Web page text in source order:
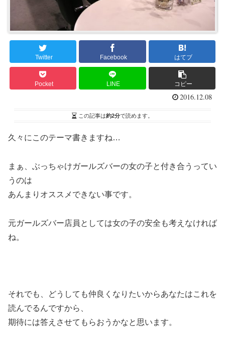
Twitter Facebook はてブ
Pocket LINE コピー
2016.12.08
この記事は約2分で読めます。
久々にこのテーマ書きますね…
まぁ、ぶっちゃけガールズバーの女の子と付き合うってい
うのは
あんまりオススメできない事です。
元ガールズバー店員としては女の子の安全も考えなければ
ね。
それでも、どうしても仲良くなりたいからあなたはこれを
読んでるんですから、
期待には答えさせてもらおうかなと思います。